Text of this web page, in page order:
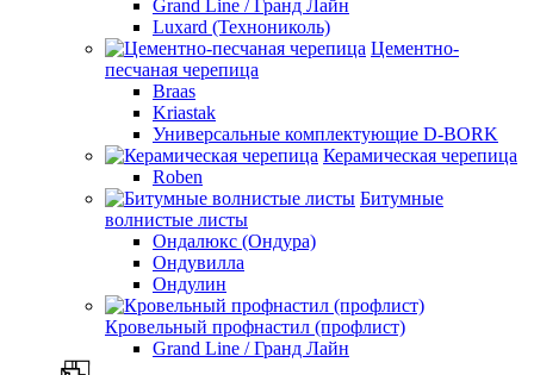
Grand Line / Гранд Лайн
Luxard (Технониколь)
Цементно-
песчаная черепица
Braas
Kriastak
Универсальные комплектующие D-BORK
Керамическая черепица
Roben
Битумные
волнистые листы
Ондалюкс (Ондура)
Ондувилла
Ондулин
Кровельный профнастил (профлист)
Grand Line / Гранд Лайн